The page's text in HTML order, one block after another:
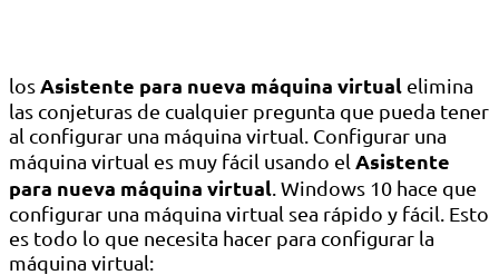
losAsistente para nueva máquina virtual elimina
las conjeturas de cualquier pregunta que pueda tener
al configurar una máquina virtual. Configurar una
máquina virtual es muy fácil usando el Asistente
para nueva máquina virtual . Windows 10 hace que
configurar una máquina virtual sea rápido y fácil. Esto
es todo lo que necesita hacer para configurar la
máquina virtual: